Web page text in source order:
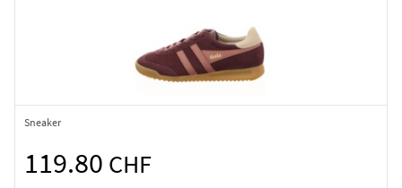
Sneaker
119.80 CHF